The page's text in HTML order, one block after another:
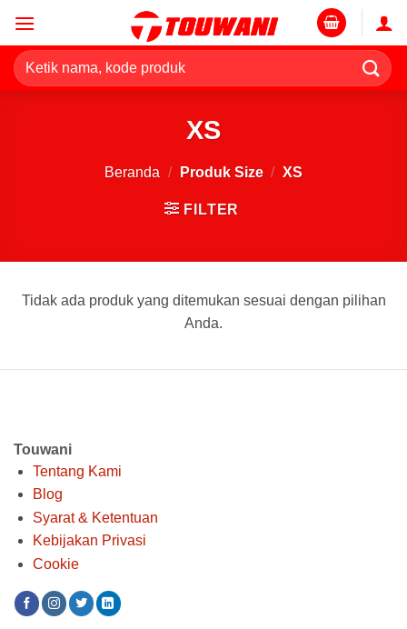
content
Pencarian
untuk:
XS
Beranda / Produk Size / XS
FILTER
Tidak ada produk yang ditemukan sesuai dengan pilihan
Anda.
Touwani
Tentang Kami
Blog
Syarat & Ketentuan
Kebijakan Privasi
Cookie